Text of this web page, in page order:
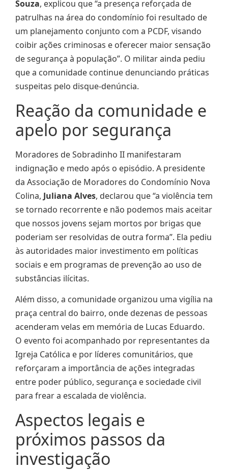
Souza, explicou que “a presença reforçada de
patrulhas na área do condomínio foi resultado de
um planejamento conjunto com a PCDF, visando
coibir ações criminosas e oferecer maior sensação
de segurança à população”. O militar ainda pediu
que a comunidade continue denunciando práticas
suspeitas pelo disque-denúncia.
Reação da comunidade e
apelo por segurança
Moradores de Sobradinho II manifestaram
indignação e medo após o episódio. A presidente
da Associação de Moradores do Condomínio Nova
Colina, Juliana Alves, declarou que “a violência tem
se tornado recorrente e não podemos mais aceitar
que nossos jovens sejam mortos por brigas que
poderiam ser resolvidas de outra forma”. Ela pediu
às autoridades maior investimento em políticas
sociais e em programas de prevenção ao uso de
substâncias ilícitas.
Além disso, a comunidade organizou uma vigília na
praça central do bairro, onde dezenas de pessoas
acenderam velas em memória de Lucas Eduardo.
O evento foi acompanhado por representantes da
Igreja Católica e por líderes comunitários, que
reforçaram a importância de ações integradas
entre poder público, segurança e sociedade civil
para frear a escalada de violência.
Aspectos legais e
próximos passos da
investigação